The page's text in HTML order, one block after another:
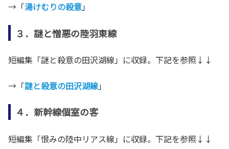
→「湯けむりの殺意」
３．謎と憎悪の陸羽東線
短編集「謎と殺意の田沢湖線」に収録。下記を参照↓↓
→「謎と殺意の田沢湖線」
４．新幹線個室の客
短編集「恨みの陸中リアス線」に収録。下記を参照↓↓